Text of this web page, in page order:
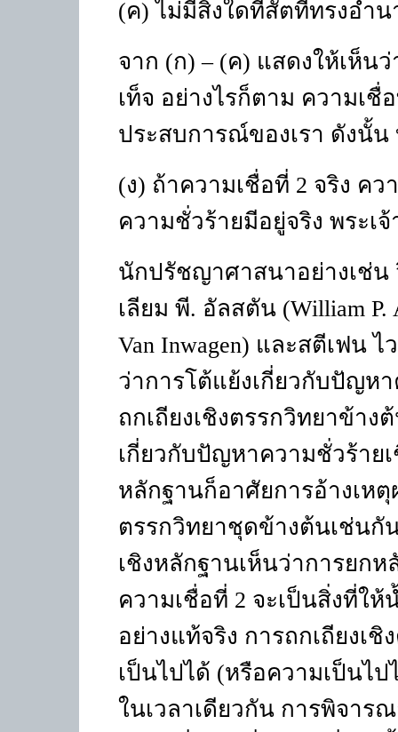
(ค) ไม่มีสิ่งใดที่สัตที่ทรงอำ
จาก (ก) – (ค) แสดงให้เห็น
เท็จ อย่างไรก็ตาม ความเ
ประสบการณ์ของเรา ดังนั้น
(ง) ถ้าความเชื่อที่ 2 จริง คว
ความชั่วร้ายมีอยู่จริง พระเ
นักปรัชญาศาสนาอย่างเช่น
เลียม พี. อัลสตัน (William P.
Van Inwagen) และสตีเฟน ไ
ว่าการโต้แย้งเกี่ยวกับปัญห
ถกเถียงเชิงตรรกวิทยาข้าง
เกี่ยวกับปัญหาความชั่วร้าย
หลักฐานก็อาศัยการอ้างเห
ตรรกวิทยาชุดข้างต้นเช่นกั
เชิงหลักฐานเห็นว่าการยก
ความเชื่อที่ 2 จะเป็นสิ่งที่ใ
อย่างแท้จริง การถกเถียงเ
เป็นไปได้ (หรือความเป็นไ
ในเวลาเดียวกัน การพิจาร